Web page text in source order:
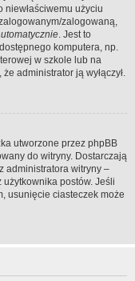
użyciu
zalogowaną,
. Jest to
komputera, np.
w szkole lub na
administrator ją wyłączył.
utworzone przez phpBB
do witryny. Dostarczają
administratora witryny –
postów. Jeśli
usunięcie ciasteczek może